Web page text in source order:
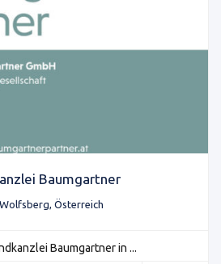
Baumgartner
Österreich
Baumgartner in ...